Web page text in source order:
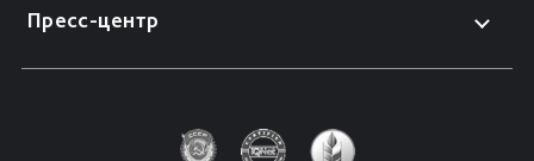
Пресс-центр